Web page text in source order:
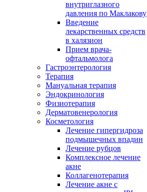
внутриглазного
давления по Маклакову
Введение
лекарственных средств
в халязион
Прием врача-
офтальмолога
Гастроэнтерология
Терапия
Мануальная терапия
Эндокринология
Физиотерапия
Дерматовенерология
Косметология
Лечение гипергидроза
подмышечных впадин
Лечение рубцов
Комплексное лечение
акне
Коллагенотерапия
Лечение акне с